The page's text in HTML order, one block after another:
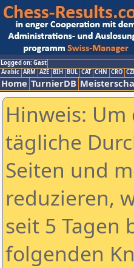
Logged on: Gast
Arabic ARM AZE BIH BUL CAT CHN CRO
Home TurnierDB
Hinweis:
tägliche
Seiten und
reduzieren,
seit 5 Tagen
folgenden